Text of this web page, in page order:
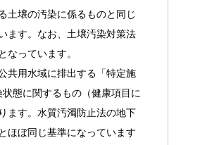
土壌の汚染に係るものと同じ
ます。なお、土壌汚染対策法
っています。
共用水域に排出する「特定施
態に関するもの（健康項目に
ます。水質汚濁防止法の地下
ほぼ同じ基準になっています